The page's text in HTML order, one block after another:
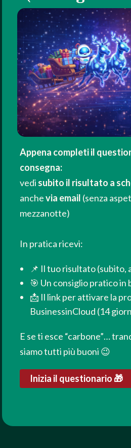
Appena completi il
consegna:
vedi subito il risultato a
anchevia email (senza
mezzanotte)
In pratica ricevi:
📌 Il tuo risultato (subito,
🎯 Un consiglio pratico in
📩 Il link per attivare la
BusinessinCloud (14
E se ti esce “carbone”…
siamo tutti più buoni 😉
Inizia il questionario 🎁